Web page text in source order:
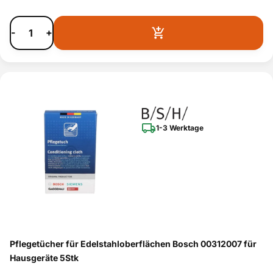
- +
1-3 Werktage
Pflegetücher für Edelstahloberflächen Bosch 00312007 für
Hausgeräte 5Stk